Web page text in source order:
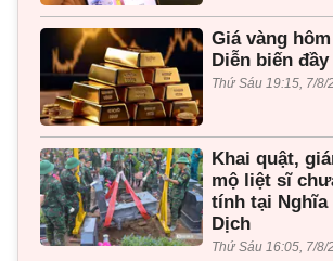
Giá vàng
Diễn biến
Thứ Sáu 19:15, 7/8/
Khai quật,
mộ liệt sĩ
tính tại Nghĩa
Dịch
Thứ Sáu 16:05, 7/8/